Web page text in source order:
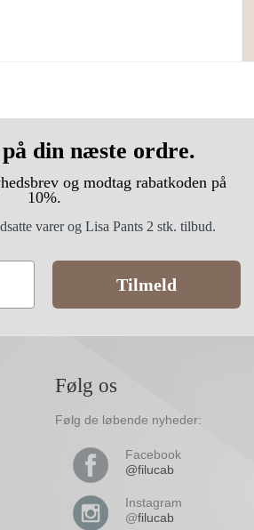
din næste ordre.
og modtag rabatkoden på
10%.
varer og Lisa Pants 2 stk. tilbud.
Tilmeld
Følg os
Følg de løbende nyheder:
Facebook
@filucab
Instagram
@filucab